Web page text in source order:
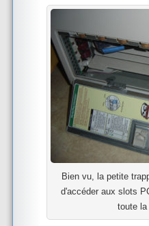
Bien vu, la petite
d'accéder aux slots
toute